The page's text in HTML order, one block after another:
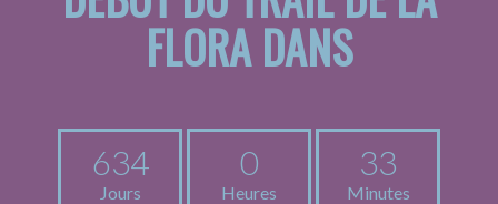
FLORA DANS
634
Jours
0
Heures
33
Minutes